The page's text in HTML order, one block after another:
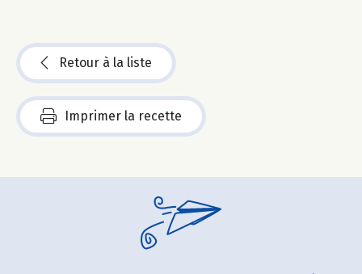
Retour à la liste
Imprimer la recette